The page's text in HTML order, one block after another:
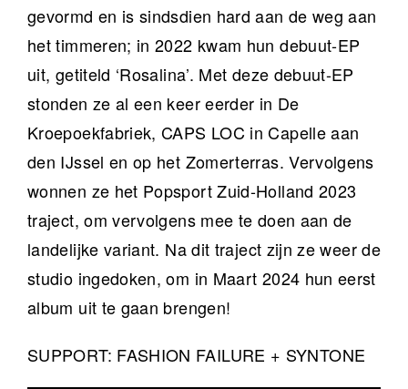
gevormd en is sindsdien hard aan de weg aan
het timmeren; in 2022 kwam hun debuut-EP
uit, getiteld ‘Rosalina’. Met deze debuut-EP
stonden ze al een keer eerder in De
Kroepoekfabriek, CAPS LOC in Capelle aan
den IJssel en op het Zomerterras. Vervolgens
wonnen ze het Popsport Zuid-Holland 2023
traject, om vervolgens mee te doen aan de
landelijke variant. Na dit traject zijn ze weer de
studio ingedoken, om in Maart 2024 hun eerst
album uit te gaan brengen!
SUPPORT: FASHION FAILURE + SYNTONE